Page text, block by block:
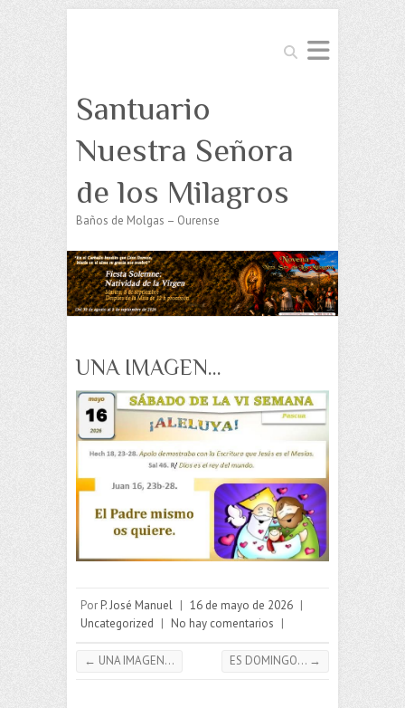
Buscar
Santuario
Nuestra Señora
de los Milagros
Baños de Molgas – Ourense
UNA IMAGEN…
Por P. José Manuel | 16 de mayo de 2026 |
Uncategorized | No hay comentarios |
← UNA IMAGEN… ES DOMINGO… →